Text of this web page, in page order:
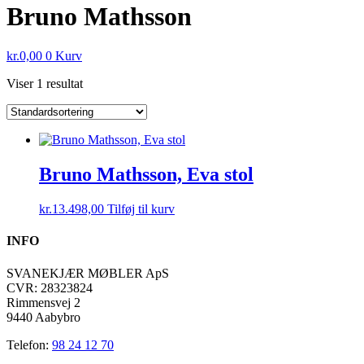
Bruno Mathsson
kr.0,00 0 Kurv
Viser 1 resultat
Bruno Mathsson, Eva stol
kr.13.498,00 Tilføj til kurv
INFO
SVANEKJÆR MØBLER ApS
CVR: 28323824
Rimmensvej 2
9440 Aabybro
Telefon: 98 24 12 70